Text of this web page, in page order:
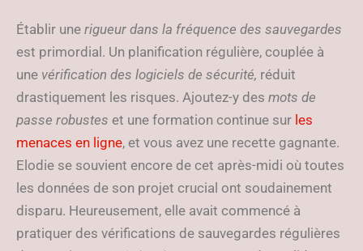
Établir une rigueur dans la fréquence des sauvegardes
est primordial. Un planification régulière, couplée à
une vérification des logiciels de sécurité, réduit
drastiquement les risques. Ajoutez-y des mots de
passe robustes et une formation continue sur les
menaces en ligne, et vous avez une recette gagnante.
Elodie se souvient encore de cet après-midi où toutes
les données de son projet crucial ont soudainement
disparu. Heureusement, elle avait commencé à
pratiquer des vérifications de sauvegardes régulières